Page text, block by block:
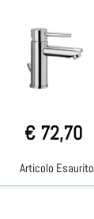
€ 72,70
Articolo Esaurito